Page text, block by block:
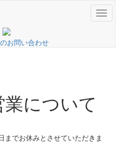
メ
ニ
について
でお休みとさせていただきま